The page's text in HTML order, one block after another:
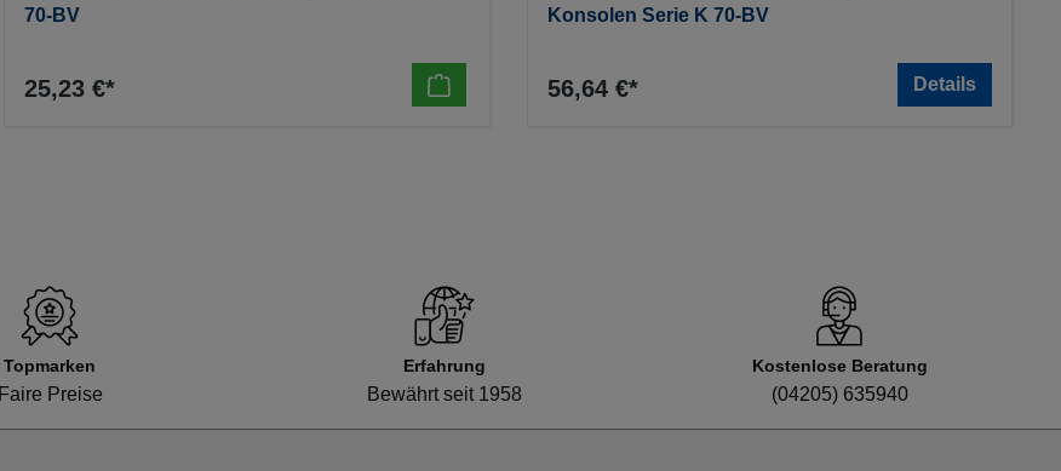
70-BV
25,23 €*
Konsolen Serie K 70-BV
56,64 €* Details
Topmarken
Faire Preise
Erfahrung
Bewährt seit 1958
Kostenlose Beratung
(04205) 635940